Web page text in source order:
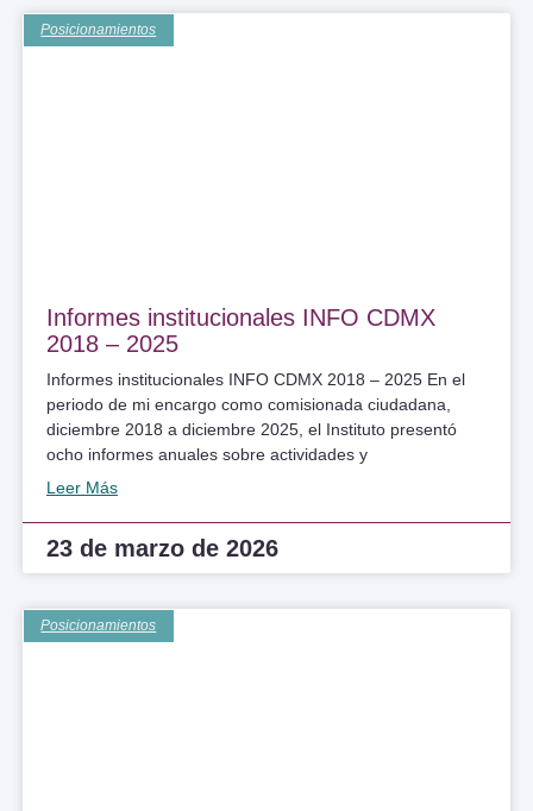
Posicionamientos
Informes institucionales INFO CDMX
2018 – 2025
Informes institucionales INFO CDMX 2018 – 2025 En el
periodo de mi encargo como comisionada ciudadana,
diciembre 2018 a diciembre 2025, el Instituto presentó
ocho informes anuales sobre actividades y
Leer Más
23 de marzo de 2026
Posicionamientos